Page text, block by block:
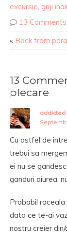
excursie, griji
13 Comments
« Back from
13
plecare
addicted
Cu astfel de
trebui sa
ei nu se
ganduri aiurea,
Probabil
data ce te-ai
nostru creier din/